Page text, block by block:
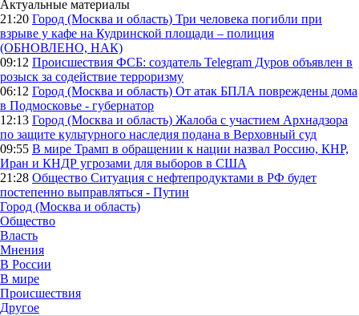
Актуальные материалы
21:20 Город (Москва и область) Три человека погибли при
взрыве у кафе на Кудринской площади – полиция
(ОБНОВЛЕНО, НАК)
09:12 Происшествия ФСБ: создатель Telegram Дуров объявлен в
розыск за содействие терроризму
06:12 Город (Москва и область) От атак БПЛА повреждены дома
в Подмосковье - губернатор
12:13 Город (Москва и область) Жалоба с участием Архнадзора
по защите культурного наследия подана в Верховный суд
09:55 В мире Трамп в обращении к нации назвал Россию, КНР,
Иран и КНДР угрозами для выборов в США
21:28 Общество Ситуация с нефтепродуктами в РФ будет
постепенно выправляться - Путин
Город (Москва и область)
Общество
Власть
Мнения
В России
В мире
Происшествия
Другое